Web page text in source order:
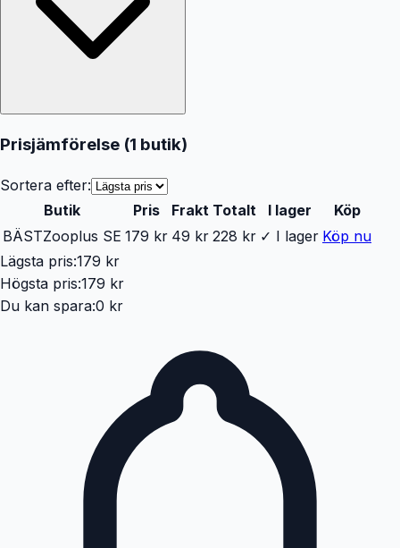
Prisjämförelse (1 butik)
Sortera efter:
Butik
Pris Frakt Totalt I lager
Köp
BÄSTZooplus SE 179 kr 49 kr 228 kr ✓ I lager Köp nu
Lägsta pris:179 kr
Högsta pris:179 kr
Du kan spara:0 kr